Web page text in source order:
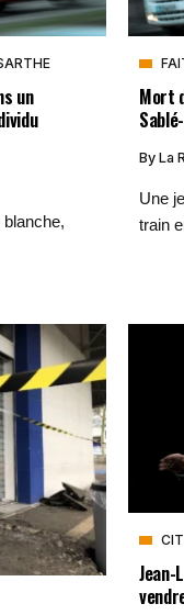
un
blanche,
Mort
By La
Une
train
Jean-